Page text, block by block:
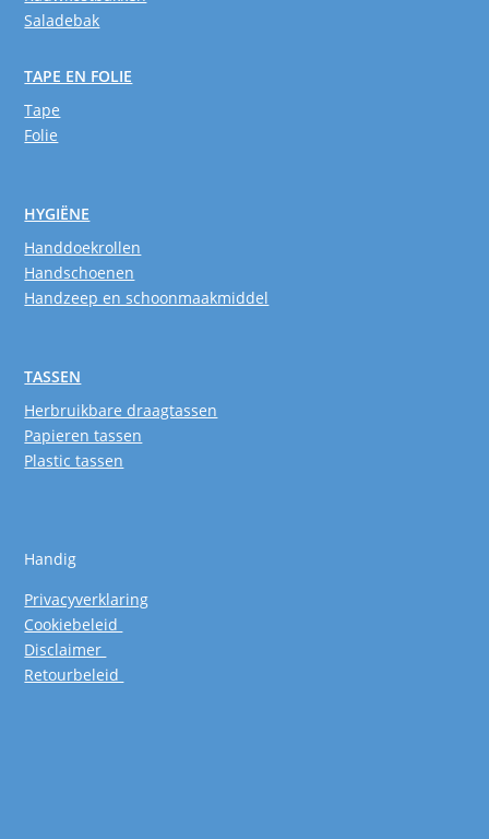
Saladebak
TAPE EN FOLIE
Tape
Folie
HYGIËNE
Handdoekrollen
Handschoenen
Handzeep en schoonmaakmiddel
TASSEN
Herbruikbare draagtassen
Papieren tassen
Plastic tassen
Handig
Privacyverklaring
Cookiebeleid
Disclaimer
Retourbeleid